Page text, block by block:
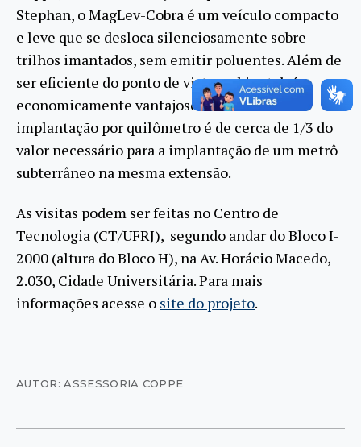
Stephan, o MagLev-Cobra é um veículo compacto
e leve que se desloca silenciosamente sobre
trilhos imantados, sem emitir poluentes. Além de
ser eficiente do ponto de vista ambiental, é
economicamente vantajoso. O custo de
implantação por quilômetro é de cerca de 1/3 do
valor necessário para a implantação de um metrô
subterrâneo na mesma extensão.
As visitas podem ser feitas no Centro de
Tecnologia (CT/UFRJ), segundo andar do Bloco I-
2000 (altura do Bloco H), na Av. Horácio Macedo,
2.030, Cidade Universitária. Para mais
informações acesse o site do projeto.
AUTOR: ASSESSORIA COPPE